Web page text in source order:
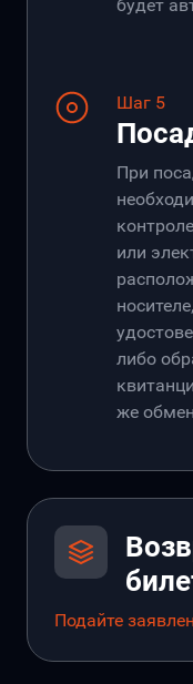
будет
Шаг 5
При
или
либо
же
Подайте